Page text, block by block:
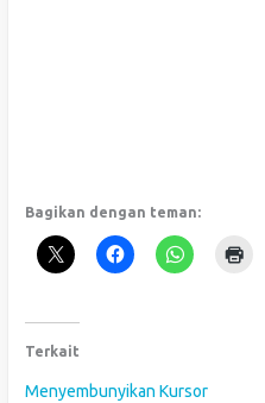
Bagikan dengan teman:
Terkait
Menyembunyikan Kursor